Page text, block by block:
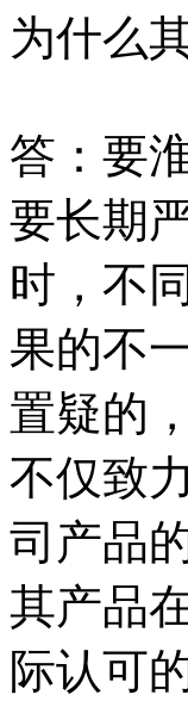
为什么
答：要
要长期
时，不
果的不
置疑的
不仅致
司产品
其产品
际认可